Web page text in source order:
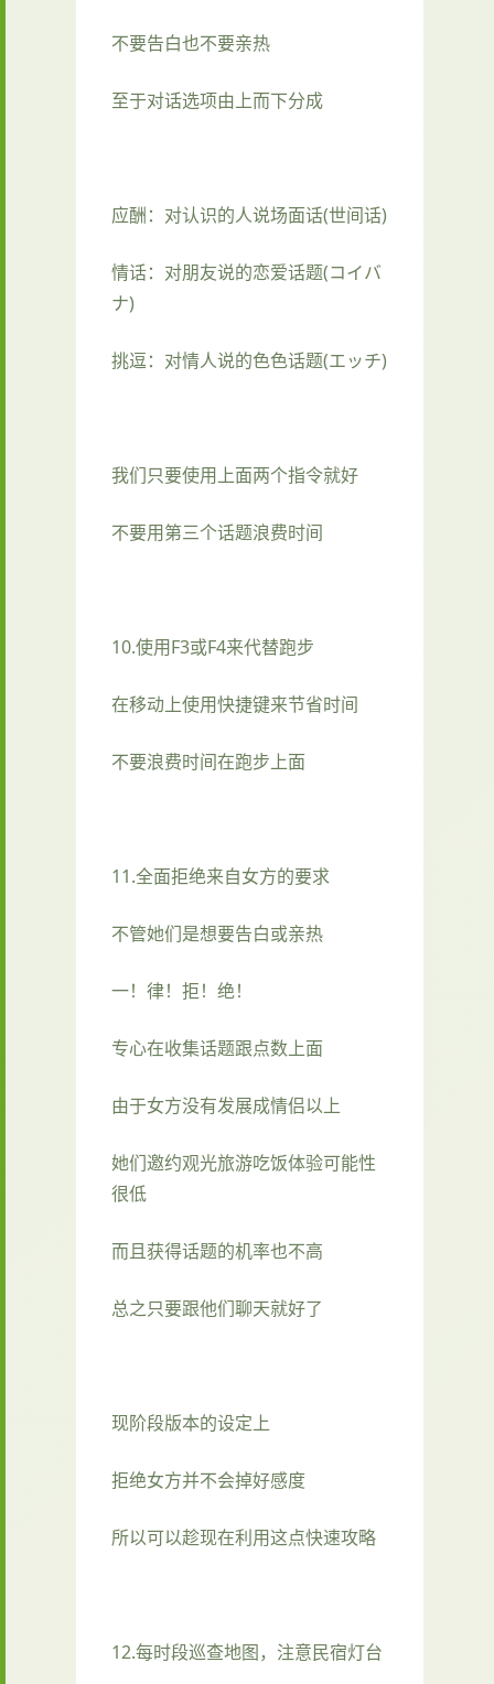
不要告白也不要亲热
至于对话选项由上而下分成
应酬：对认识的人说场面话(世间话)
情话：对朋友说的恋爱话题(コイバ
ナ)
挑逗：对情人说的色色话题(エッチ)
我们只要使用上面两个指令就好
不要用第三个话题浪费时间
10.使用F3或F4来代替跑步
在移动上使用快捷键来节省时间
不要浪费时间在跑步上面
11.全面拒绝来自女方的要求
不管她们是想要告白或亲热
一！律！拒！绝！
专心在收集话题跟点数上面
由于女方没有发展成情侣以上
她们邀约观光旅游吃饭体验可能性
很低
而且获得话题的机率也不高
总之只要跟他们聊天就好了
现阶段版本的设定上
拒绝女方并不会掉好感度
所以可以趁现在利用这点快速攻略
12.每时段巡查地图，注意民宿灯台